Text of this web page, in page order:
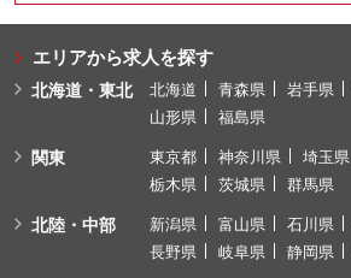
エリアから求人を探す
北海道・東北 北海道 青森県 岩手県
山形県
福島県
関東 東京都 神奈川県 埼玉県
栃木県
茨城県 群馬県
北陸・中部 新潟県 富山県 石川県
長野県
岐阜県 静岡県